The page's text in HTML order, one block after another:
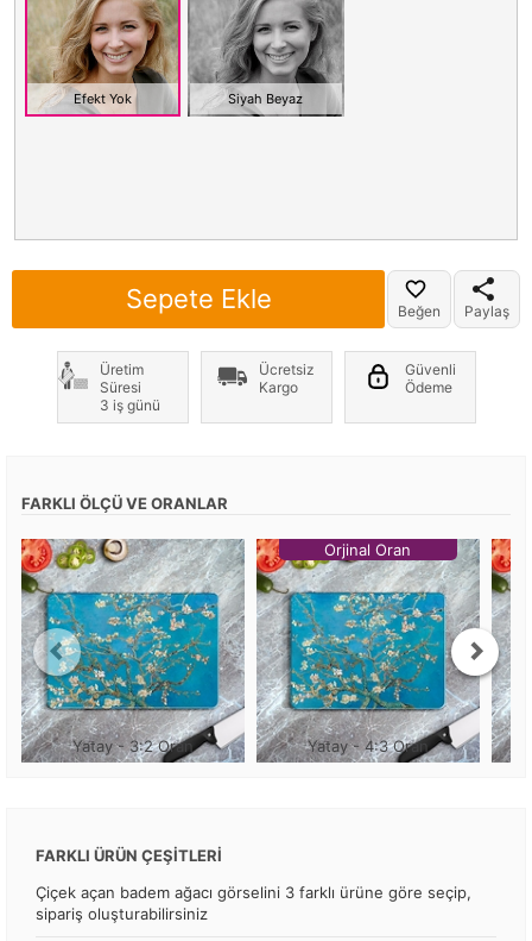
Efekt Yok Siyah Beyaz
Sepete Ekle Beğen Paylaş
Üretim
Süresi
3 iş günü
Ücretsiz
Kargo
Güvenli
Ödeme
FARKLI ÖLÇÜ VE ORANLAR
Yatay - 3:2 Oran
Orjinal Oran
Yatay - 4:3 Oran
FARKLI ÜRÜN ÇEŞİTLERİ
Çiçek açan badem ağacı görselini 3 farklı ürüne göre seçip,
sipariş oluşturabilirsiniz